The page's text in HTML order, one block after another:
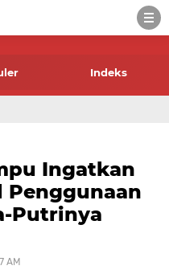
Indeks
Ingatkan
Penggunaan
Putrinya
AM